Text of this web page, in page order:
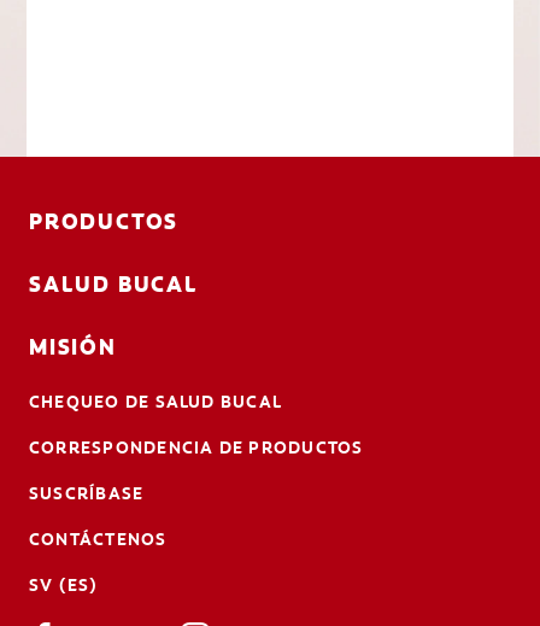
PRODUCTOS
SALUD BUCAL
MISIÓN
CHEQUEO DE SALUD BUCAL
CORRESPONDENCIA DE PRODUCTOS
SUSCRÍBASE
CONTÁCTENOS
SV (ES)